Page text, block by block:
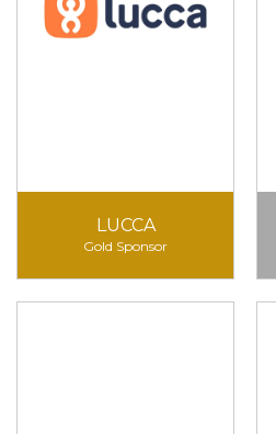
LUCCA
Gold Sponsor